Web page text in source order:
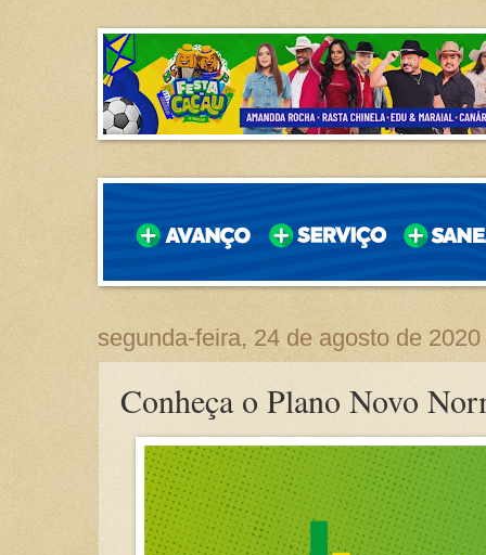
segunda-feira, 24 de agosto de 2020
Conheça o Plano Novo